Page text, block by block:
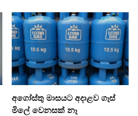
අගෝස්තු මාසයට අදාළව ගෑස්
මිලේ වෙනසක් නෑ